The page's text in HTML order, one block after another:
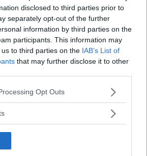
disclosed to third parties prior to
separately opt-out of the further
information by third parties on the
participants. This information may
to third parties on the IAB’s List of
that may further disclose it to other
website/app uses one or more Google
or usage behaviour. You may click to
specified purposes in below Google
Opt Outs
INGRANDISCI
su Facebook